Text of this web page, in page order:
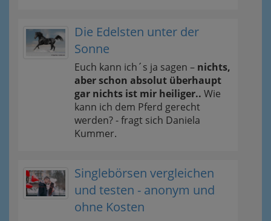
Die Edelsten unter der
Sonne
Euch kann ich´s ja sagen – nichts,
aber schon absolut überhaupt
gar nichts ist mir heiliger.. Wie
kann ich dem Pferd gerecht
werden? - fragt sich Daniela
Kummer.
Singlebörsen vergleichen
und testen - anonym und
ohne Kosten